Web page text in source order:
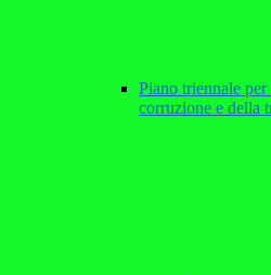
Piano triennale
corruzione e della